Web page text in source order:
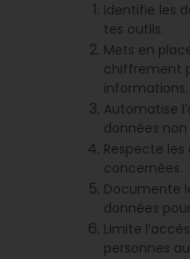
Identifie les
tes outils.
Mets en
chiffrement
informations.
Automatise
données
Respecte
concernées.
Documente
données
Limite
personnes